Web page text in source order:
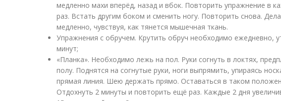
медленно махи вперёд, назад и вбок. Повторить упражнение в
раз. Встать другим боком и сменить ногу. Повторить снова.
медленно, чувствуя, как тянется мышечная ткань.
Упражнения с обручем. Крутить обруч необходимо ежедневно,
минут;
«Планка». Необходимо лежь на пол. Руки согнуть в локтях,
полу. Поднятся на согнутые руки, ноги выпрямить, упираясь
прямая линия. Шею держать прямо. Оставаться в таком
Отдохнуть 2 минуты и повторить ещё раз. Каждые 2 дня